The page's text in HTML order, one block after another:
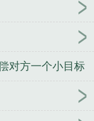
对方一个小目标